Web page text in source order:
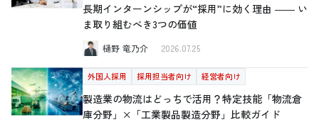
長期インターンシップが“採用”に効く理由 ―― い
ま取り組むべき3つの価値
樋野 竜乃介 2026.07.25
外国人採用 採用担当者向け 経営者向け
製造業の物流はどっちで活用？特定技能「物流倉
庫分野」×「工業製品製造分野」比較ガイド